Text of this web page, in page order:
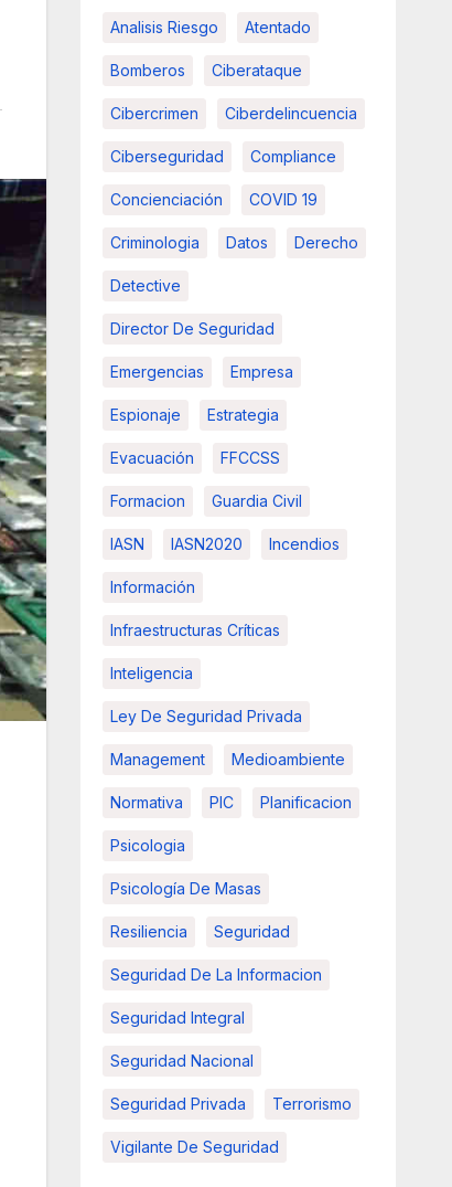
Analisis Riesgo Atentado
Bomberos Ciberataque
Cibercrimen Ciberdelincuencia
Ciberseguridad Compliance
Concienciación COVID 19
Criminologia Datos Derecho
Detective
Director De Seguridad
Emergencias Empresa
Espionaje Estrategia
Evacuación FFCCSS
Formacion Guardia Civil
IASN IASN2020 Incendios
Información
Infraestructuras Críticas
Inteligencia
Ley De Seguridad Privada
Management Medioambiente
Normativa PIC Planificacion
Psicologia
Psicología De Masas
Resiliencia Seguridad
Seguridad De La Informacion
Seguridad Integral
Seguridad Nacional
Seguridad Privada Terrorismo
Vigilante De Seguridad